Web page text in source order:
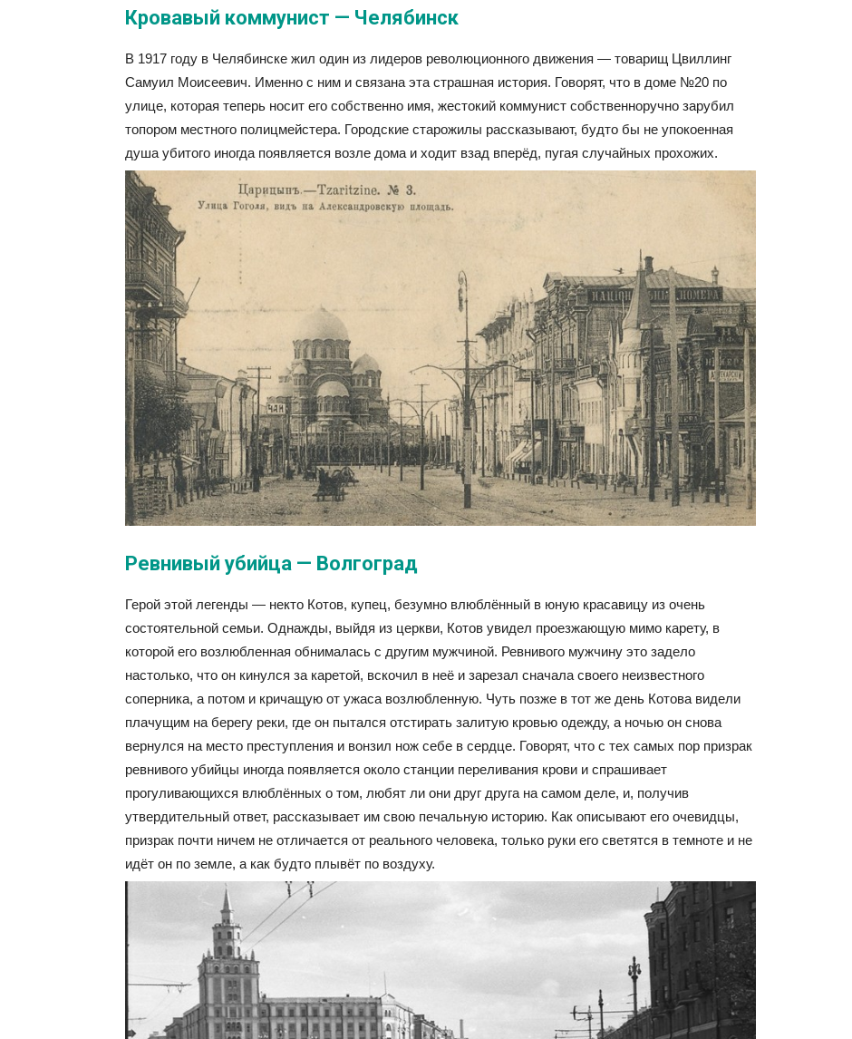
Кровавый коммунист — Челябинск
В 1917 году в Челябинске жил один из лидеров революционного движения — товарищ Цвиллинг
Самуил Моисеевич. Именно с ним и связана эта страшная история. Говорят, что в доме №20 по
улице, которая теперь носит его собственно имя, жестокий коммунист собственноручно зарубил
топором местного полицмейстера. Городские старожилы рассказывают, будто бы не упокоенная
душа убитого иногда появляется возле дома и ходит взад вперёд, пугая случайных прохожих.
Ревнивый убийца — Волгоград
Герой этой легенды — некто Котов, купец, безумно влюблённый в юную красавицу из очень
состоятельной семьи. Однажды, выйдя из церкви, Котов увидел проезжающую мимо карету, в
которой его возлюбленная обнималась с другим мужчиной. Ревнивого мужчину это задело
настолько, что он кинулся за каретой, вскочил в неё и зарезал сначала своего неизвестного
соперника, а потом и кричащую от ужаса возлюбленную. Чуть позже в тот же день Котова видели
плачущим на берегу реки, где он пытался отстирать залитую кровью одежду, а ночью он снова
вернулся на место преступления и вонзил нож себе в сердце. Говорят, что с тех самых пор призрак
ревнивого убийцы иногда появляется около станции переливания крови и спрашивает
прогуливающихся влюблённых о том, любят ли они друг друга на самом деле, и, получив
утвердительный ответ, рассказывает им свою печальную историю. Как описывают его очевидцы,
призрак почти ничем не отличается от реального человека, только руки его светятся в темноте и не
идёт он по земле, а как будто плывёт по воздуху.